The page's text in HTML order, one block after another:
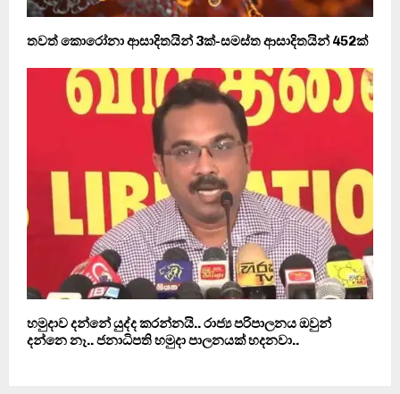
තවත් කොරෝනා ආසාදිතයින් 3ක්-සමස්ත ආසාදිතයින් 452ක්
හමුදාව දන්නේ යුද්ද කරන්නයි.. රාජ්‍ය පරිපාලනය ඔවුන්
දන්නෙ නෑ.. ජනාධිපති හමුදා පාලනයක් හදනවා..